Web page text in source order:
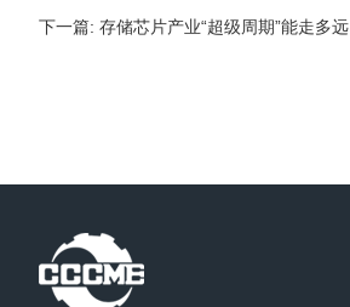
下一篇: 存储芯片产业“超级周期”能走多远